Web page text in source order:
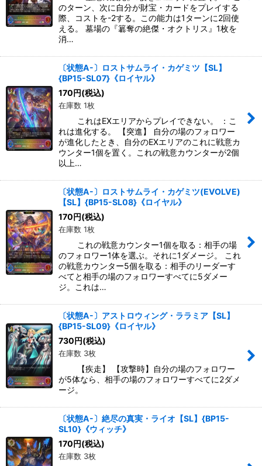
のターン、次に自分が財宝・カードをプレイする
際、コストを-2する。この能力は1ターンに2回使
える。 墓場の『簒奪の絶傑・オクトリス』1枚を
消…
〔状態A-〕ロストサムライ・カゲミツ【SL】
{BP15-SL07}《ロイヤル》
170円(税込)
在庫数 1枚
これはEXエリアからプレイできない。 ：こ
れは進化する。 【突進】 自分の場のフォロワー
が進化したとき、自分のEXエリアのこれに戦意カ
ウンター1個を置く。これの戦意カウンターが2個
以上…
〔状態A-〕ロストサムライ・カゲミツ(EVOLVE)
【SL】{BP15-SL08}《ロイヤル》
170円(税込)
在庫数 1枚
これの戦意カウンター1個を取る：相手の場
のフォロワー1体を選ぶ。それに1ダメージ。 これ
の戦意カウンター5個を取る：相手のリーダーす
べてと相手の場のフォロワーすべてに5ダメー
ジ。これは…
〔状態A-〕アストロウィング・ララミア【SL】
{BP15-SL09}《ロイヤル》
730円(税込)
在庫数 3枚
【疾走】 【攻撃時】自分の場のフォロワー
が5体なら、相手の場のフォロワーすべてに2ダメ
ージ。
〔状態A-〕絶尽の真実・ライオ【SL】{BP15-
SL10}《ウィッチ》
170円(税込)
在庫数 3枚